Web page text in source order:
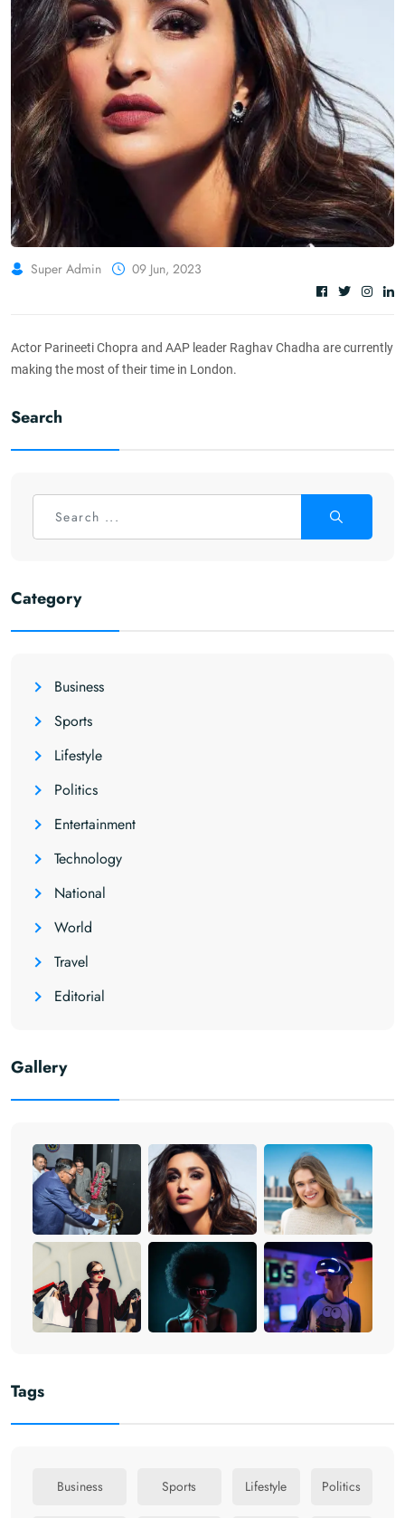
Super Admin 09 Jun, 2023
Actor Parineeti Chopra and AAP leader Raghav Chadha are currently
making the most of their time in London.
Search
Category
Business
Sports
Lifestyle
Politics
Entertainment
Technology
National
World
Travel
Editorial
Gallery
Tags
Business Sports Lifestyle Politics